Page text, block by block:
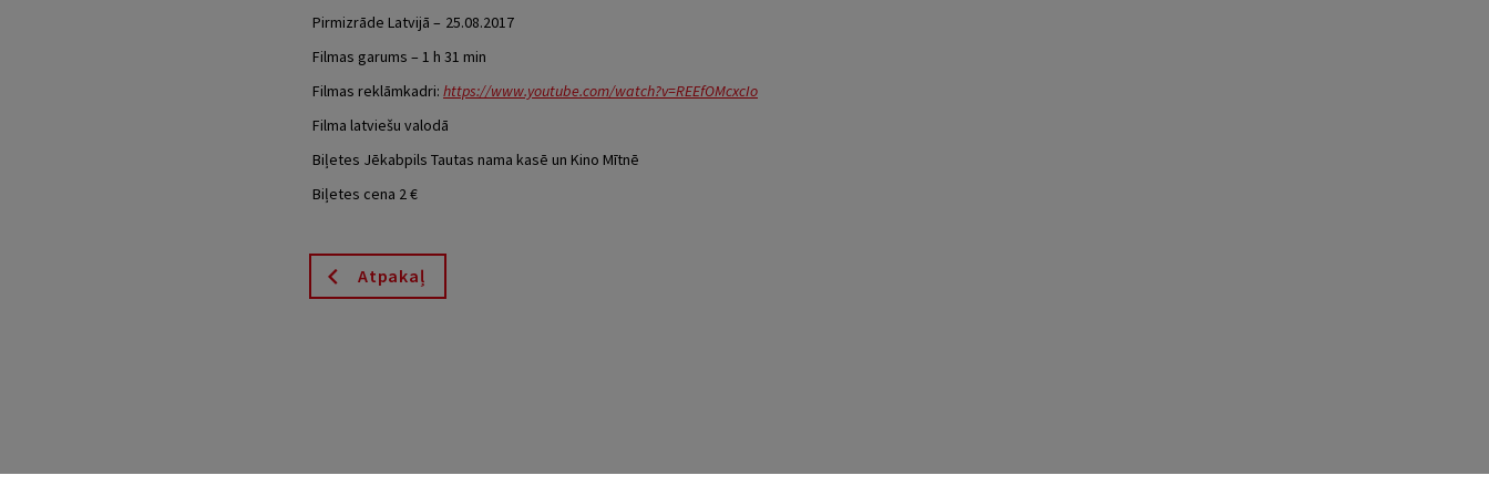
Pirmizrāde Latvijā – 25.08.2017
Filmas garums – 1 h 31 min
Filmas reklāmkadri: https://www.youtube.com/watch?v=REEfOMcxcIo
Filma latviešu valodā
Biļetes Jēkabpils Tautas nama kasē un Kino Mītnē
Biļetes cena 2 €
Atpakaļ